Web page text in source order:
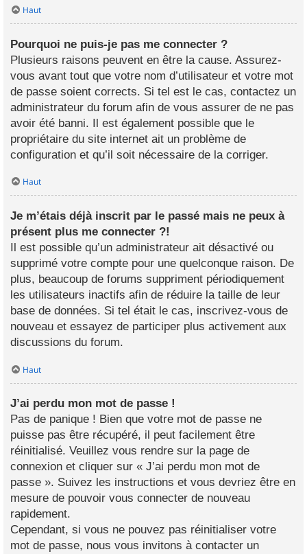
Haut
Pourquoi ne puis-je pas me connecter ?
Plusieurs raisons peuvent en être la cause. Assurez-
vous avant tout que votre nom d’utilisateur et votre mot
de passe soient corrects. Si tel est le cas, contactez un
administrateur du forum afin de vous assurer de ne pas
avoir été banni. Il est également possible que le
propriétaire du site internet ait un problème de
configuration et qu’il soit nécessaire de la corriger.
Haut
Je m’étais déjà inscrit par le passé mais ne peux à
présent plus me connecter ?!
Il est possible qu’un administrateur ait désactivé ou
supprimé votre compte pour une quelconque raison. De
plus, beaucoup de forums suppriment périodiquement
les utilisateurs inactifs afin de réduire la taille de leur
base de données. Si tel était le cas, inscrivez-vous de
nouveau et essayez de participer plus activement aux
discussions du forum.
Haut
J’ai perdu mon mot de passe !
Pas de panique ! Bien que votre mot de passe ne
puisse pas être récupéré, il peut facilement être
réinitialisé. Veuillez vous rendre sur la page de
connexion et cliquer sur « J’ai perdu mon mot de
passe ». Suivez les instructions et vous devriez être en
mesure de pouvoir vous connecter de nouveau
rapidement.
Cependant, si vous ne pouvez pas réinitialiser votre
mot de passe, nous vous invitons à contacter un